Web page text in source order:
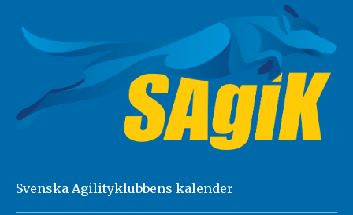
Svenska Agilityklubbens kalender